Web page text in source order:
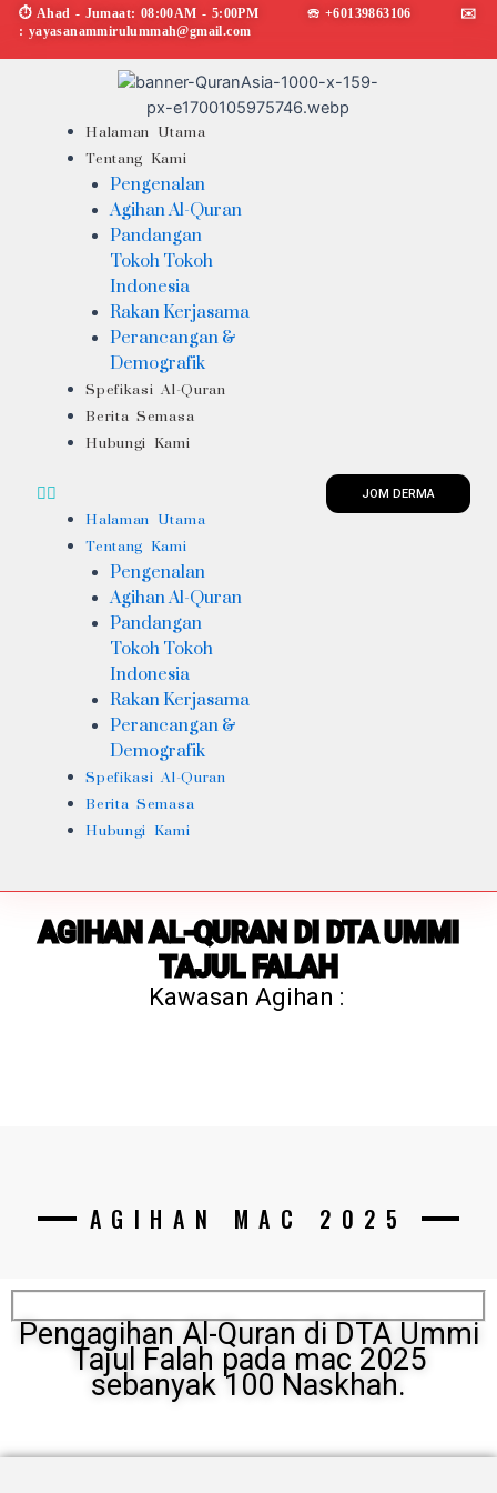
Skip
content
⏱︎ Ahad - Jumaat: 08:00AM - 5:00PM ☏ +60139863106 ✉︎
: yayasanammirulummah@gmail.com
Halaman Utama
Tentang Kami
Pengenalan
Agihan Al-Quran
Pandangan
Tokoh Tokoh
Indonesia
Rakan Kerjasama
Perancangan &
Demografik
Spefikasi Al-Quran
Berita Semasa
Hubungi Kami
Menu
Halaman Utama
Tentang Kami
Pengenalan
Agihan Al-Quran
Pandangan
Tokoh Tokoh
Indonesia
Rakan Kerjasama
Perancangan &
Demografik
Spefikasi Al-Quran
Berita Semasa
Hubungi Kami
JOM DERMA
AGIHAN AL-QURAN DI DTA UMMI
TAJUL FALAH
Kawasan Agihan :
AGIHAN MAC 2025
Pengagihan Al-Quran di DTA Ummi
Tajul Falah pada mac 2025
sebanyak 100 Naskhah.